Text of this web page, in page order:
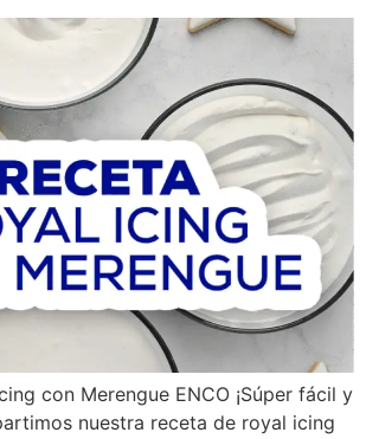
con Merengue ENCO ¡Súper fácil y
nuestra receta de royal icing